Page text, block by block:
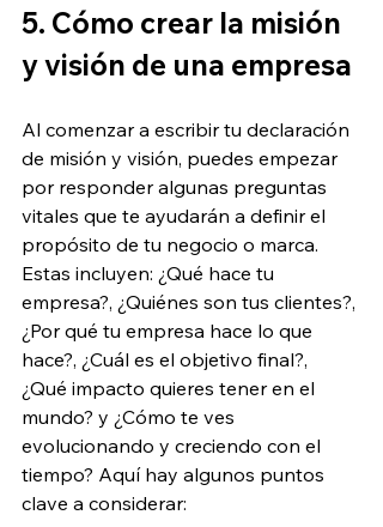
5. Cómo crear la misión
y visión de una empresa
Al comenzar a escribir tu declaración
de misión y visión, puedes empezar
por responder algunas preguntas
vitales que te ayudarán a definir el
propósito de tu negocio o marca.
Estas incluyen: ¿Qué hace tu
empresa?, ¿Quiénes son tus clientes?,
¿Por qué tu empresa hace lo que
hace?, ¿Cuál es el objetivo final?,
¿Qué impacto quieres tener en el
mundo? y ¿Cómo te ves
evolucionando y creciendo con el
tiempo? Aquí hay algunos puntos
clave a considerar: